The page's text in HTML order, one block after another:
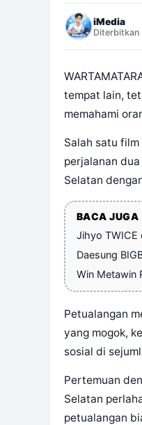
iMedia
Diterbitkan
tempat lain,
memahami
Salah satu
perjalanan
Selatan
BACA JUGA
Jihyo TWICE
Daesung
Win Metawin
Petualangan
yang mogok,
sosial di
Pertemuan
Selatan
petualangan